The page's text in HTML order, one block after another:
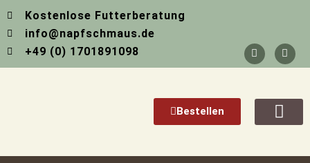
Kostenlose Futterberatung
info@napfschmaus.de
+49 (0) 1701891098
F
a
c
o
I
n
s
g
Bestellen